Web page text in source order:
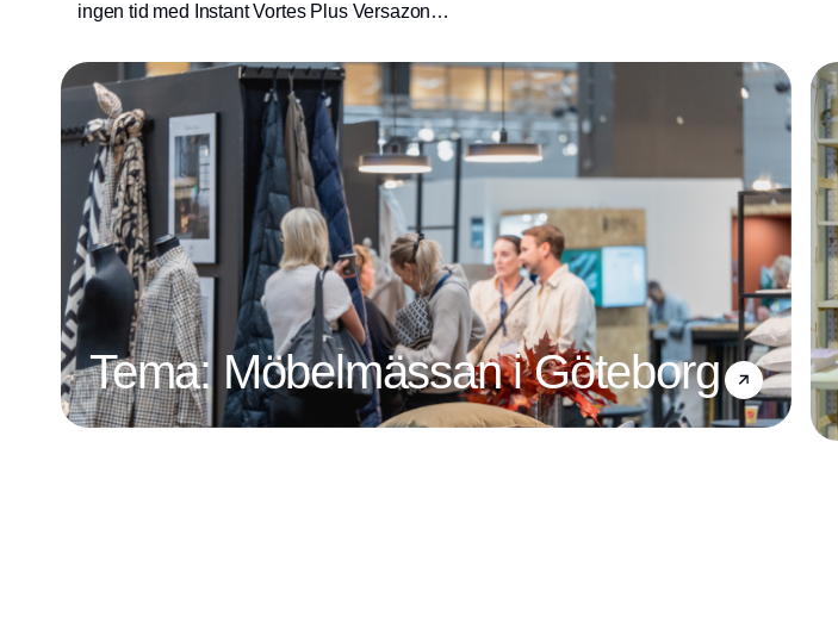
ingen tid med Instant Vortes Plus Versazone.
lave alt på én gang, eller du kan opdele den i
to 4,2L.
Tema: Möbelmässan i Göteborg